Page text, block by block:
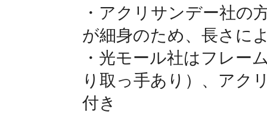
・アクリサンデー社の
が細身のため、長さに
・光モール社はフレー
り取っ手あり）、アク
付き